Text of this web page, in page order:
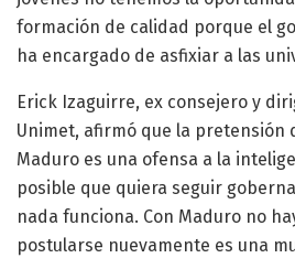
formación de calidad porque el
ha encargado de asfixiar a las
Erick Izaguirre, ex consejero y
Unimet, afirmó que la pretensión
Maduro es una ofensa a la
posible que quiera seguir
nada funciona. Con Maduro no
postularse nuevamente es una